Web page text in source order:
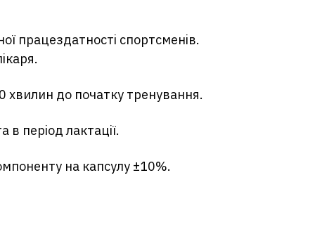
працездатності спортсменів.
до початку тренування.
період лактації.
на капсулу ±10%.